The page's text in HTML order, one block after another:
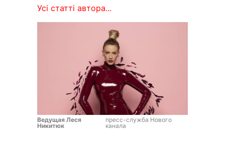
Усі статті автора...
Ведущая Леся
Никитюк
пресс-служба Нового
канала